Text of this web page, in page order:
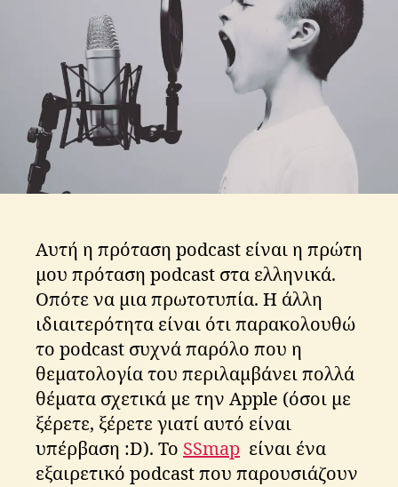
Αυτή η πρόταση podcast είναι η πρώτη
μου πρόταση podcast στα ελληνικά.
Οπότε να μια πρωτοτυπία. Η άλλη
ιδιαιτερότητα είναι ότι παρακολουθώ
το podcast συχνά παρόλο που η
θεματολογία του περιλαμβάνει πολλά
θέματα σχετικά με την Apple (όσοι με
ξέρετε, ξέρετε γιατί αυτό είναι
υπέρβαση :D). Το SSmap είναι ένα
εξαιρετικό podcast που παρουσιάζουν